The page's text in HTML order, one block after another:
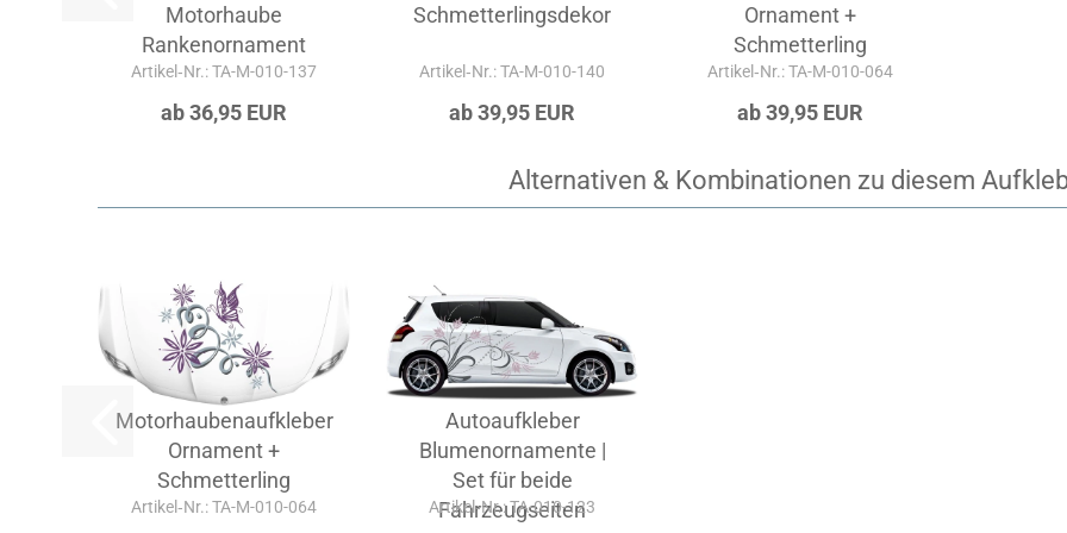
Motorhaube
Rankenornament
Artikel‑Nr.: TA-M-010-137
ab 36,95 EUR
Schmetterlingsdekor
Artikel‑Nr.: TA-M-010-140
ab 39,95 EUR
Ornament +
Schmetterling
Artikel‑Nr.: TA-M-010-064
ab 39,95 EUR
Alternativen & Kombinationen zu diesem
Motorhaubenaufkleber
Ornament +
Schmetterling
Artikel‑Nr.: TA-M-010-064
Autoaufkleber
Blumenornamente |
Set für beide
Fahrzeugseiten
Artikel‑Nr.: TA-010-123